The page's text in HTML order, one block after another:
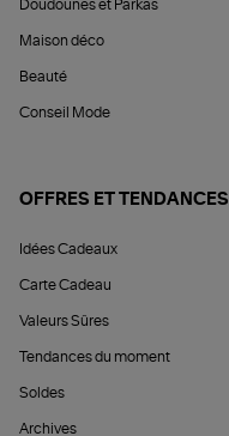
Doudounes et Parkas
Maison déco
Beauté
Conseil Mode
OFFRES ET TENDANCES
Idées Cadeaux
Carte Cadeau
Valeurs Sûres
Tendances du moment
Soldes
Archives